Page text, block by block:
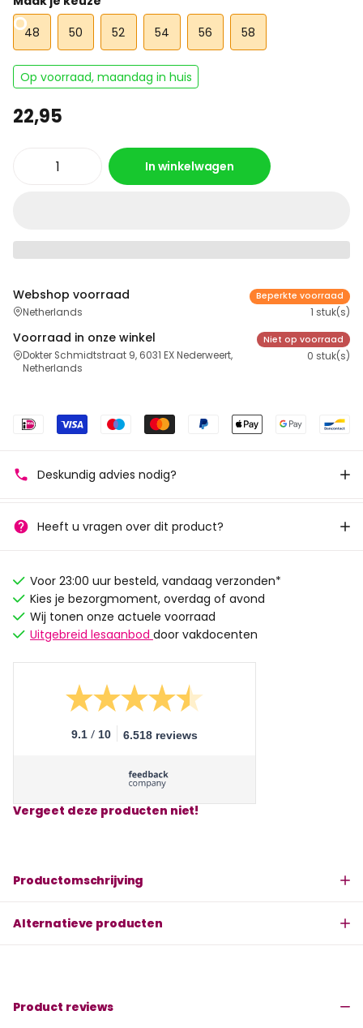
48
50 52 54 56 58
Op voorraad, maandag in huis
22,95
In winkelwagen
Webshop voorraad
Netherlands
Beperkte voorraad
1 stuk(s)
Voorraad in onze winkel
Dokter Schmidtstraat 9, 6031 EX Nederweert,
Netherlands
Niet op voorraad
0 stuk(s)
Deskundig advies nodig?
Heeft u vragen over dit product?
Voor 23:00 uur besteld, vandaag verzonden*
Kies je bezorgmoment, overdag of avond
Wij tonen onze actuele voorraad
Uitgebreid lesaanbod door vakdocenten
9.1 / 10 6.518 reviews
Vergeet deze producten niet!
Productomschrijving
Alternatieve producten
Product reviews